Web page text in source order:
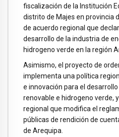
fiscalización de la Institución
distrito de Majes en provincia
de acuerdo regional que
desarrollo de la industria de
hidrogeno verde en la región
Asimismo, el proyecto de
implementa una política
e innovación para el
renovable e hidrogeno verde,
regional que modifica el
públicas de rendición de
de Arequipa.